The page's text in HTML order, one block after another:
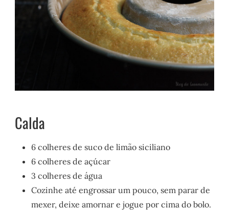
Calda
6 colheres de suco de limão siciliano
6 colheres de açúcar
3 colheres de água
Cozinhe até engrossar um pouco, sem parar de
mexer, deixe amornar e jogue por cima do bolo.